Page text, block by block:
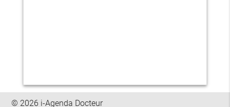
© 2026 i-Agenda Docteur